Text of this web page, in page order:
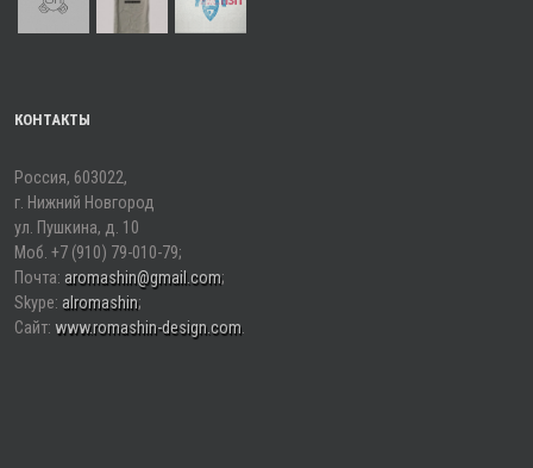
КОНТАКТЫ
Россия, 603022,
г. Нижний Новгород
ул. Пушкина, д. 10
Моб. +7 (910) 79-010-79;
Почта: aromashin@gmail.com;
Skype: alromashin;
Сайт: www.romashin-design.сom